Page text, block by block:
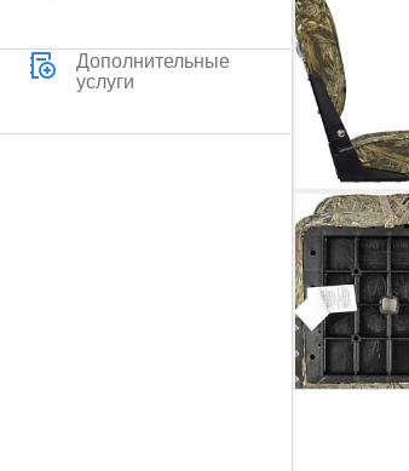
Дополнительные
услуги